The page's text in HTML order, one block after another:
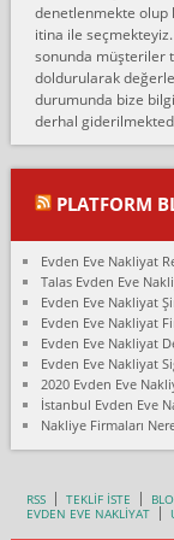
Konya ya Alicanlar
fiyatın mazoto gele...
Fatih kokmese:
Diyarbakır dan eşyamı
Son anda fiyat
Ali:
olduk. Asansörlü dediler
fark istediler. ortada
Nimet:
Ben 2021 Ağustos ilk
Mahallesi'nden bir
oturuyorum önceleri
Nimet Köse:
Merhaba ben 2021
denetlenmekte olup
itina ile
sonunda müşteriler
doldurularak
durumunda bize
derhal
PLATFORM
Evden Eve Nakliyat
Talas Evden Eve
Evden Eve Nakliyat
Evden Eve Nakliyat
Evden Eve Nakliyat
Evden Eve Nakliyat
2020 Evden Eve
İstanbul Evden Eve
Nakliye Firmaları
RSS TEKLİF İSTE
EVDEN EVE NAKLİYAT